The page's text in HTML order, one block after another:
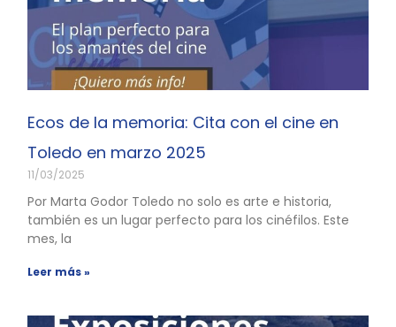
Ecos de la memoria: Cita con el cine en
Toledo en marzo 2025
11/03/2025
Por Marta Godor Toledo no solo es arte e historia,
también es un lugar perfecto para los cinéfilos. Este
mes, la
Leer más »